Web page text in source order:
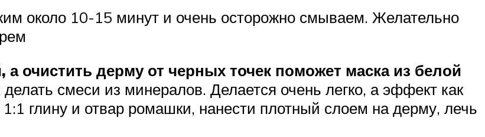
около 10-15 минут и очень осторожно смываем. Желательно
очистить дерму от черных точек поможет маска из белой
смеси из минералов. Делается очень легко, а эффект как
глину и отвар ромашки, нанести плотный слоем на дерму, лечь